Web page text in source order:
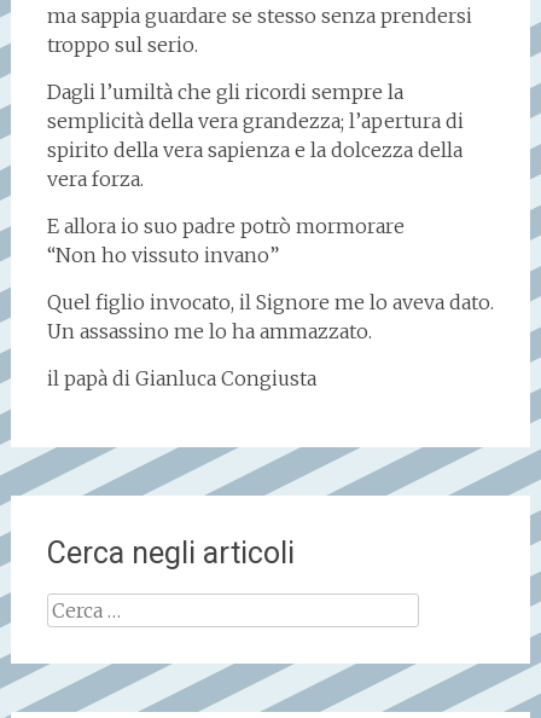
ma sappia guardare se stesso senza prendersi
troppo sul serio.
Dagli l’umiltà che gli ricordi sempre la
semplicità della vera grandezza; l’apertura di
spirito della vera sapienza e la dolcezza della
vera forza.
E allora io suo padre potrò mormorare
“Non ho vissuto invano”
Quel figlio invocato, il Signore me lo aveva dato.
Un assassino me lo ha ammazzato.
il papà di Gianluca Congiusta
Cerca negli articoli
Ricerca
per: